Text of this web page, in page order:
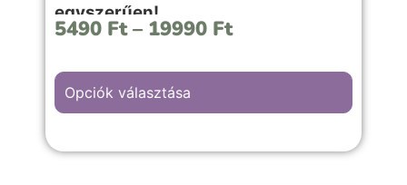
egyszerűen!
A “Csillogó rózsa” hátterű kép választása,
emlékekkel teli örömteli pillanathoz
5490 Ft – 19990 Ft
Opciók választása